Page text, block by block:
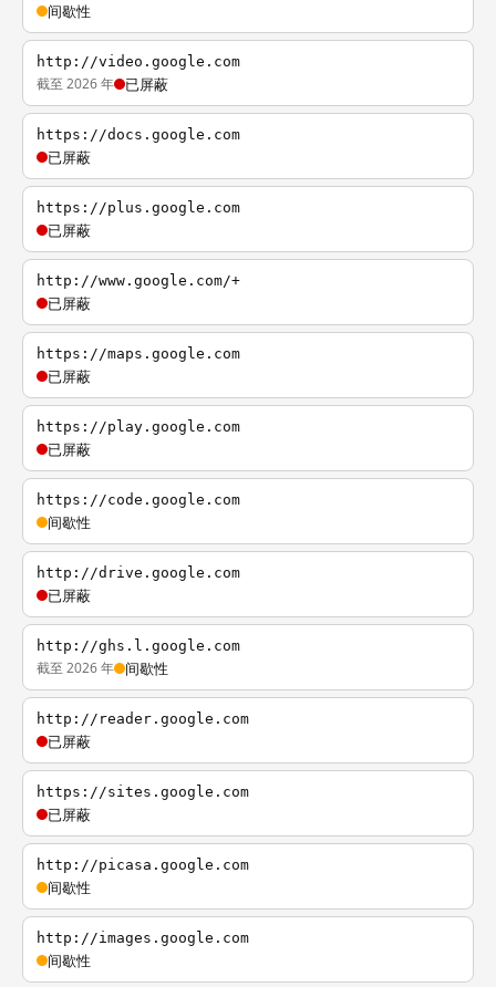
间歇性
http://video.google.com
截至 2026 年 已屏蔽
https://docs.google.com
已屏蔽
https://plus.google.com
已屏蔽
http://www.google.com/+
已屏蔽
https://maps.google.com
已屏蔽
https://play.google.com
已屏蔽
https://code.google.com
间歇性
http://drive.google.com
已屏蔽
http://ghs.l.google.com
截至 2026 年 间歇性
http://reader.google.com
已屏蔽
https://sites.google.com
已屏蔽
http://picasa.google.com
间歇性
http://images.google.com
间歇性